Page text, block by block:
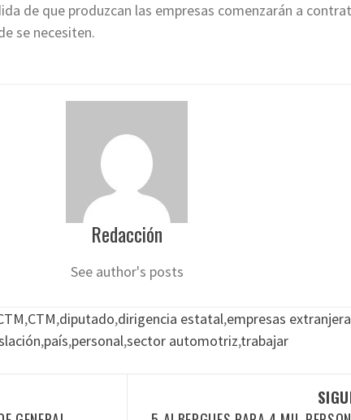
de que produzcan las empresas comenzarán a
se necesiten.
Redacción
See author's posts
,CTM,diputado,dirigencia estatal,empresas
,país,personal,sector automotriz,trabajar